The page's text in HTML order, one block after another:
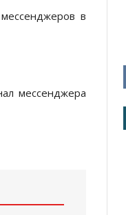
в
мессенджера